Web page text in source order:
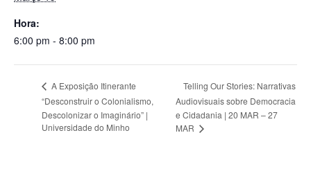
Hora:
6:00 pm - 8:00 pm
A Exposição Itinerante
“Desconstruir o Colonialismo,
Descolonizar o Imaginário” |
Universidade do Minho
Telling Our Stories: Narrativas
Audiovisuais sobre Democracia
e Cidadania | 20 MAR – 27
MAR